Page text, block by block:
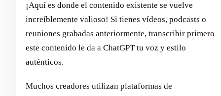
¡Aquí es donde el contenido existente se vuelve
increíblemente valioso! Si tienes vídeos, podcasts o
reuniones grabadas anteriormente, transcribir primero
este contenido le da a ChatGPT tu voz y estilo
auténticos.
Muchos creadores utilizan plataformas de